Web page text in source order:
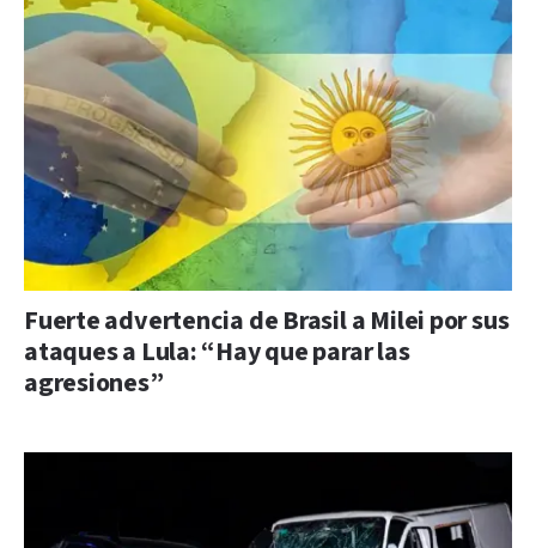
Fuerte advertencia de Brasil a Milei por sus
ataques a Lula: “Hay que parar las
agresiones”